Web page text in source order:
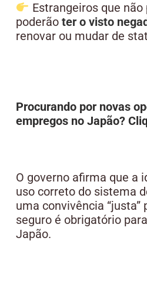
Estrangeiros que
poderão ter o visto
renovar ou mudar de
Procurando por novas
empregos no Japão?
O governo afirma que a
uso correto do sistema
uma convivência “justa”
seguro é obrigatório
Japão.